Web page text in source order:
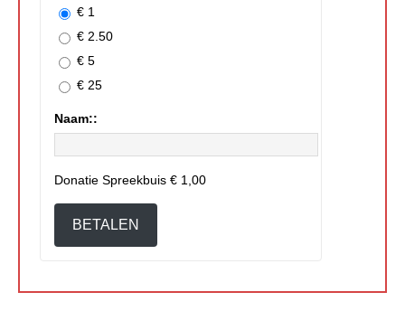
€ 1
€ 2.50
€ 5
€ 25
Naam::
Donatie Spreekbuis € 1,00
BETALEN